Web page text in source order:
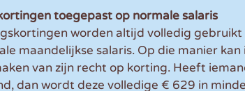
toegepast op normale salaris
worden altijd volledig
maandelijkse salaris. Op die manier
van zijn recht op korting. Heeft
dan wordt deze volledige € 629 in